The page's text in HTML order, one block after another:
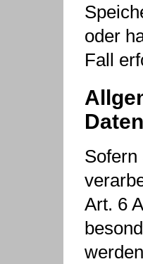
oder
Fall
Sofern
Art. 6